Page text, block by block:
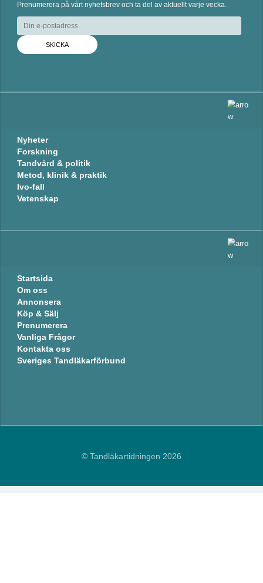
k
e
I
n
e
b
o
k
i
l
Prenumerera på vårt nyhetsbrev och ta del av aktuellt varje vecka.
Nyheter
Forskning
Tandvård & politik
Metod, klinik & praktik
Ivo-fall
Vetenskap
Startsida
Om oss
Annonsera
Köp & Sälj
Prenumerera
Vanliga Frågor
Kontakta oss
Sveriges Tandläkarförbund
© Tandläkartidningen 2026